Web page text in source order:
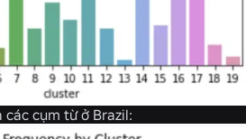
các cụm từ ở Brazil: